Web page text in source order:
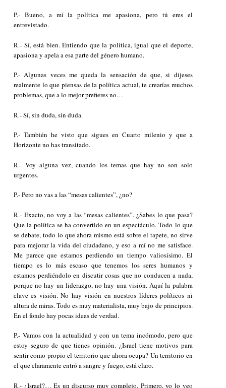
P.- Bueno, a mí la política me apasiona, pero tú eres el
entrevistado.
R.- Sí, está bien. Entiendo que la política, igual que el deporte,
apasiona y apela a esa parte del género humano.
P.- Algunas veces me queda la sensación de que, si dijeses
realmente lo que piensas de la política actual, te crearías muchos
problemas, que a lo mejor prefieres no…
R.- Sí, sin duda, sin duda.
P.- También he visto que sigues enCuarto milenio y que a
Horizonteno has transitado.
R.- Voy alguna vez, cuando los temas que hay no son solo
urgentes.
P.- Pero no vas a las “mesas calientes”, ¿no?
R.- Exacto, no voy a las “mesas calientes”. ¿Sabes lo que pasa?
Que la política se ha convertido en un espectáculo. Todo lo que
se debate, todo lo que ahora mismo está sobre el tapete, no sirve
para mejorar la vida del ciudadano, y eso a mí no me satisface.
Me parece que estamos perdiendo un tiempo valiosísimo. El
tiempo es lo más escaso que tenemos los seres humanos y
estamos perdiéndolo en discutir cosas que no conducen a nada,
porque no hay un liderazgo, no hay una visión. Aquí la palabra
clave es visión. No hay visión en nuestros líderes políticos ni
altura de miras. Todo es muy materialista, muy bajo de principios.
En el fondo hay pocas ideas de verdad.
P.- Vamos con la actualidad y con un tema incómodo, pero que
estoy seguro de que tienes opinión. ¿Israel tiene motivos para
sentir como propio el territorio que ahora ocupa? Un territorio en
el que claramente entró a sangre y fuego, está claro.
R.- ¿Israel?… Es un discurso muy complejo. Primero, yo lo veo